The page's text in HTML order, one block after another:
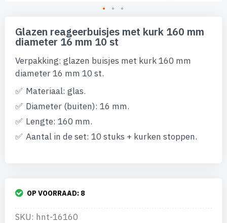
naar
begin
afbeeldingen-
Glazen reageerbuisjes met kurk 160 mm
diameter 16 mm 10 st
Verpakking: glazen buisjes met kurk 160 mm
diameter 16 mm 10 st.
Materiaal: glas.
Diameter (buiten): 16 mm.
Lengte: 160 mm.
Aantal in de set: 10 stuks + kurken stoppen.
OP VOORRAAD: 8
SKU: hnt-16160